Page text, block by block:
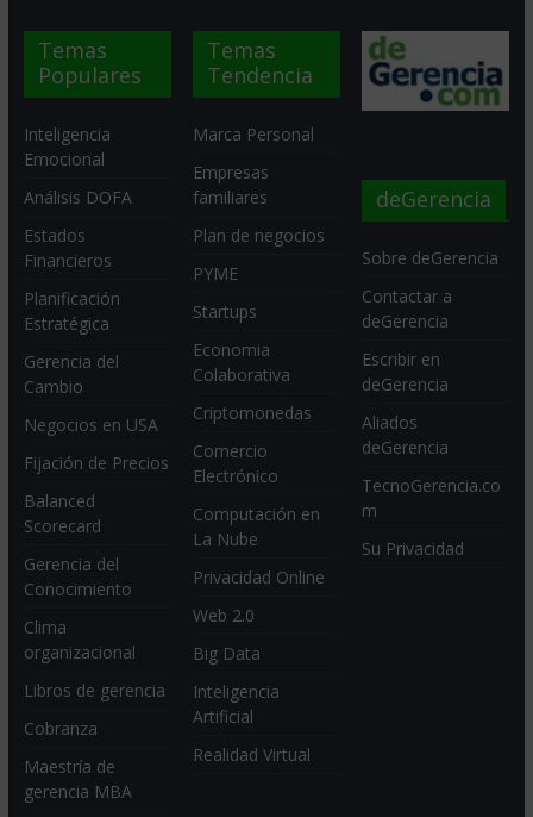
Temas
Populares
Inteligencia
Emocional
Análisis DOFA
Estados
Financieros
Planificación
Estratégica
Gerencia del
Cambio
Negocios en USA
Fijación de Precios
Balanced
Scorecard
Gerencia del
Conocimiento
Clima
organizacional
Libros de gerencia
Cobranza
Maestría de
gerencia MBA
Temas
Tendencia
Marca Personal
Empresas
familiares
Plan de negocios
PYME
Startups
Economia
Colaborativa
Criptomonedas
Comercio
Electrónico
Computación en
La Nube
Privacidad Online
Web 2.0
Big Data
Inteligencia
Artificial
Realidad Virtual
deGerencia
Sobre deGerencia
Contactar a
deGerencia
Escribir en
deGerencia
Aliados
deGerencia
TecnoGerencia.co
m
Su Privacidad